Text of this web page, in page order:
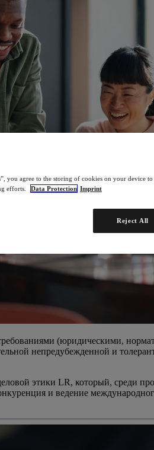
требованиями (юридическими,
непредубежденной и
этики LR, который, среди
и ведение
you agree to the storing of cookies on your device to
efforts.
Data Protection Imprint
Reject All